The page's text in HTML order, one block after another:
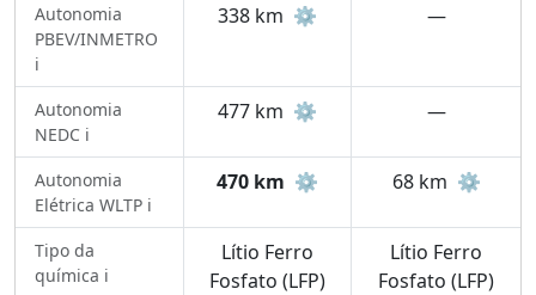
Autonomia
PBEV/INMETRO
ℹ️
338 km ⚙️ —
Autonomia
NEDC ℹ️
477 km ⚙️ —
Autonomia
Elétrica WLTP ℹ️
470 km ⚙️ 68 km ⚙️
Tipo da
química ℹ️
Lítio Ferro
Fosfato (LFP)
Lítio Ferro
Fosfato (LFP)